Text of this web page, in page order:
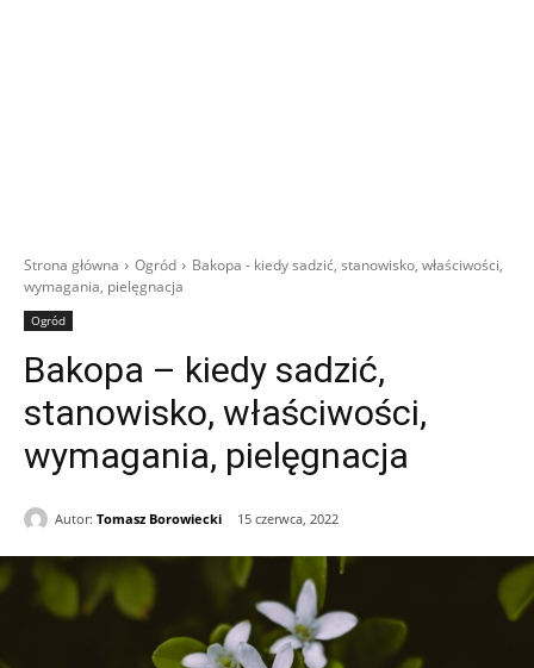
Strona główna Ogród
Bakopa - kiedy sadzić, stanowisko, właściwości,
wymagania, pielęgnacja
Ogród
Bakopa – kiedy sadzić,
stanowisko, właściwości,
wymagania, pielęgnacja
Autor: Tomasz Borowiecki 15 czerwca, 2022